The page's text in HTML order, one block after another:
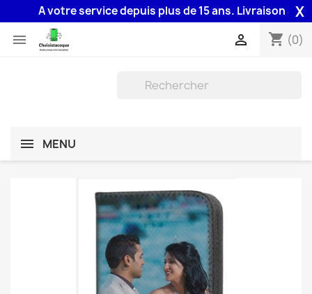
A votre service depuis plus de 15 ans. Livraison 48H X
 shopping_cart (0)

MENU